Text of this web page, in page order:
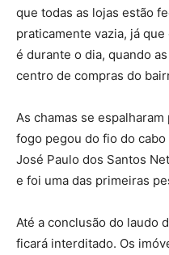
que todas as lojas estão
praticamente vazia, já
é durante o dia, quando
centro de compras do
As chamas se
fogo pegou do fio do
José Paulo dos Santos
e foi uma das primeiras
Até a conclusão do laudo
ficará interditado. Os